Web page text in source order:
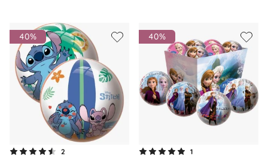
40%
2
40%
1
Om oss
Kontakt oss